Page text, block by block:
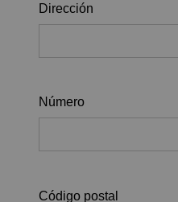
Dirección
Número
Código postal